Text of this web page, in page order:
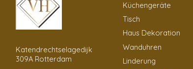
Katendrechtselagedijk
309A Rotterdam
Küchengeräte
Tisch
Haus Dekoration
Wanduhren
Linderung